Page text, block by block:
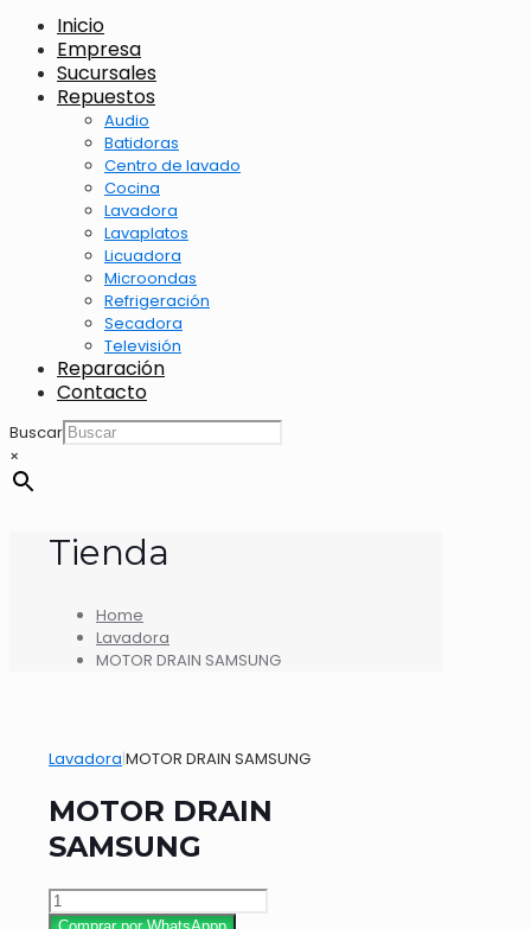
Inicio
Empresa
Sucursales
Repuestos
Audio
Batidoras
Centro de lavado
Cocina
Lavadora
Lavaplatos
Licuadora
Microondas
Refrigeración
Secadora
Televisión
Reparación
Contacto
Buscar
×
Tienda
Home
Lavadora
MOTOR DRAIN SAMSUNG
Lavadora|MOTOR DRAIN SAMSUNG
MOTOR DRAIN
SAMSUNG
MOTOR
DRAIN